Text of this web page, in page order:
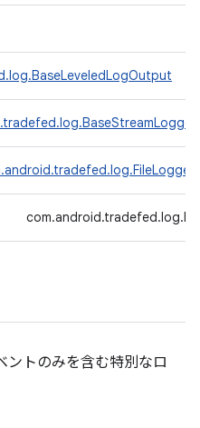
トのみを含む特別なロ